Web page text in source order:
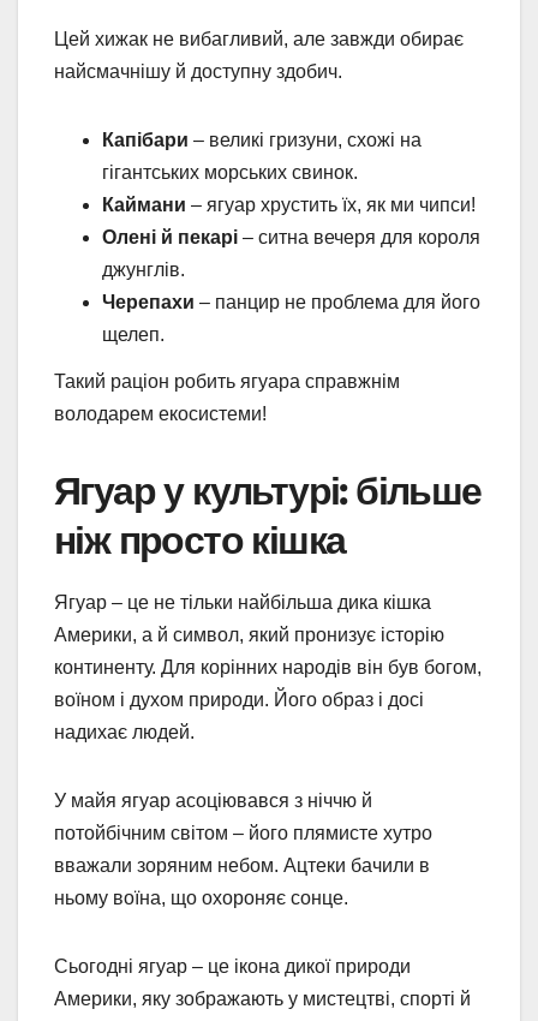
Цей хижак не вибагливий, але завжди обирає
найсмачнішу й доступну здобич.
Капібари – великі гризуни, схожі на
гігантських морських свинок.
Каймани – ягуар хрустить їх, як ми чипси!
Олені й пекарі – ситна вечеря для короля
джунглів.
Черепахи – панцир не проблема для його
щелеп.
Такий раціон робить ягуара справжнім
володарем екосистеми!
Ягуар у культурі: більше
ніж просто кішка
Ягуар – це не тільки найбільша дика кішка
Америки, а й символ, який пронизує історію
континенту. Для корінних народів він був богом,
воїном і духом природи. Його образ і досі
надихає людей.
У майя ягуар асоціювався з ніччю й
потойбічним світом – його плямисте хутро
вважали зоряним небом. Ацтеки бачили в
ньому воїна, що охороняє сонце.
Сьогодні ягуар – це ікона дикої природи
Америки, яку зображають у мистецтві, спорті й